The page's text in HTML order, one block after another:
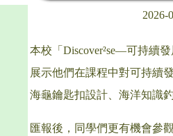
2026-
本校「Discover²se—可持續
展示他們在課程中對可持續
海龜鑰匙扣設計、海洋知識
匯報後，同學們更有機會參